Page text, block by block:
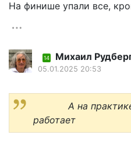
На финише упали все,
14 Михаил
05.01.2025 20:53
А на практике
работает